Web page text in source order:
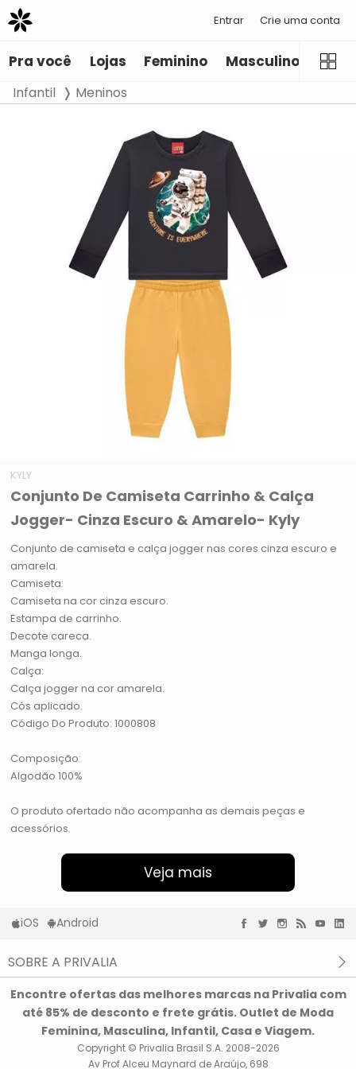
Entrar Crie uma conta
Pra você Lojas Feminino Masculino
Infantil Meninos
KYLY
Conjunto De Camiseta Carrinho & Calça
Jogger- Cinza Escuro & Amarelo- Kyly
Conjunto de camiseta e calça jogger nas cores cinza escuro e
amarela.
Camiseta:
Camiseta na cor cinza escuro.
Estampa de carrinho.
Decote careca.
Manga longa.
Calça:
Calça jogger na cor amarela.
Cós aplicado.
Código Do Produto: 1000808
Composição:
Algodão 100%
O produto ofertado não acompanha as demais peças e
acessórios.
Veja mais
iOS Android
SOBRE A PRIVALIA
Privacidade e Cookies
Condições de uso
Encontre ofertas das melhores marcas na Privalia com
até 85% de desconto e frete grátis. Outlet de Moda
Feminina, Masculina, Infantil, Casa e Viagem.
Copyright © Privalia Brasil S.A. 2008-2026
Av Prof Alceu Maynard de Araújo, 698